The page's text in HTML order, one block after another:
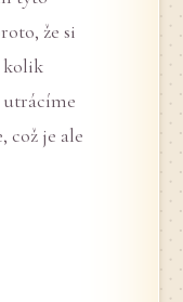
že si
kolik
což je ale